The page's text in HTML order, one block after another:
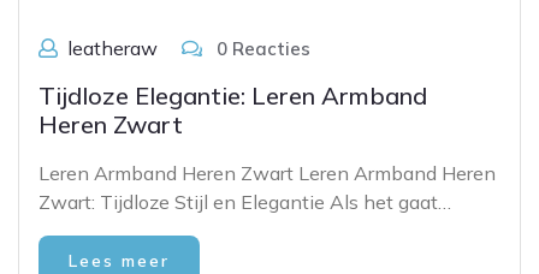
leatheraw 0 Reacties
Tijdloze Elegantie: Leren Armband
Heren Zwart
Leren Armband Heren Zwart Leren Armband Heren
Zwart: Tijdloze Stijl en Elegantie Als het gaat…
Lees meer